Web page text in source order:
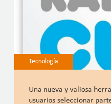
Tecnología
Una nueva y valiosa
usuarios seleccionar